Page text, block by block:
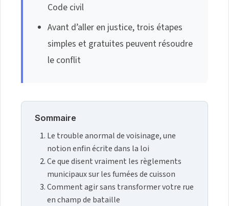
Code civil
Avant d’aller en justice, trois étapes
simples et gratuites peuvent résoudre
le conflit
Sommaire
Le trouble anormal de voisinage, une
notion enfin écrite dans la loi
Ce que disent vraiment les règlements
municipaux sur les fumées de cuisson
Comment agir sans transformer votre rue
en champ de bataille